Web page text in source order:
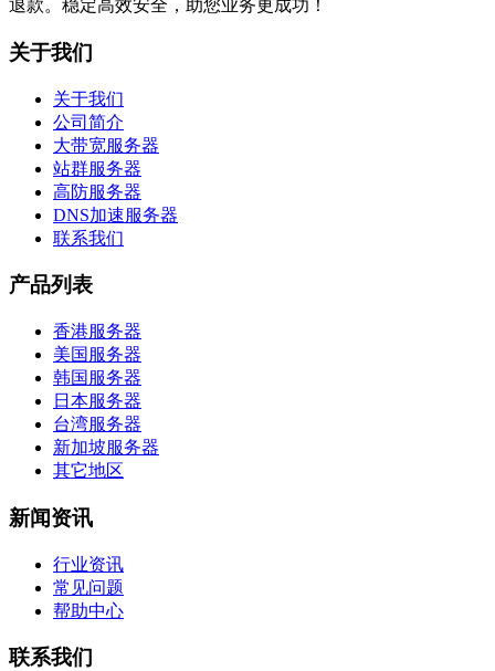
退款。稳定高效安全，助您业务更成功！
关于我们
关于我们
公司简介
大带宽服务器
站群服务器
高防服务器
DNS加速服务器
联系我们
产品列表
香港服务器
美国服务器
韩国服务器
日本服务器
台湾服务器
新加坡服务器
其它地区
新闻资讯
行业资讯
常见问题
帮助中心
联系我们